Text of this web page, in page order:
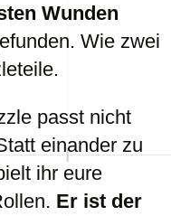
Wunden
Wie zwei
passt nicht
einander zu
ihr eure
Er ist der